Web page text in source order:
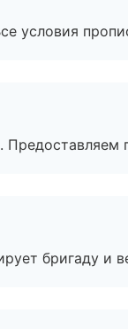
условия
бригаду и